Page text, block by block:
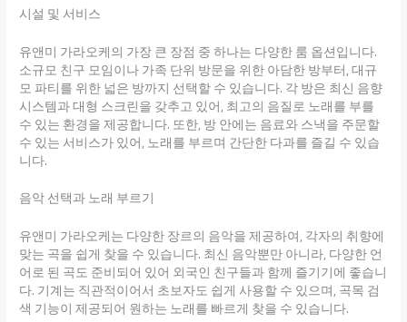
시설 및 서비스
유앤미 가라오케의 가장 큰 장점 중 하나는 다양한 룸 옵션입니다.
소규모 친구 모임이나 가족 단위 방문을 위한 아담한 방부터, 대규
모 파티를 위한 넓은 방까지 선택할 수 있습니다. 각 방은 최신 음향
시스템과 대형 스크린을 갖추고 있어, 최고의 음질로 노래를 부를
수 있는 환경을 제공합니다. 또한, 방 안에는 음료와 스낵을 주문할
수 있는 서비스가 있어, 노래를 부르며 간단한 다과를 즐길 수 있습
니다.
음악 선택과 노래 부르기
유앤미 가라오케는 다양한 장르의 음악을 제공하여, 각자의 취향에
맞는 곡을 쉽게 찾을 수 있습니다. 최신 음악뿐만 아니라, 다양한 언
어로 된 곡도 준비되어 있어 외국인 친구들과 함께 즐기기에 좋습니
다. 기계는 직관적이어서 초보자도 쉽게 사용할 수 있으며, 곡목 검
색 기능이 제공되어 원하는 노래를 빠르게 찾을 수 있습니다.